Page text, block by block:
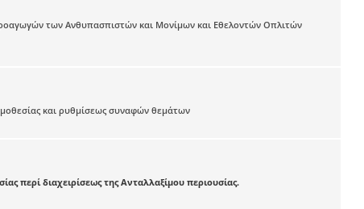
των Ανθυπασπιστών και Μονίμων και Εθελοντών Οπλιτών
και ρυθμίσεως συναφών θεμάτων
περί διαχειρίσεως της Ανταλλαξίμου περιουσίας.